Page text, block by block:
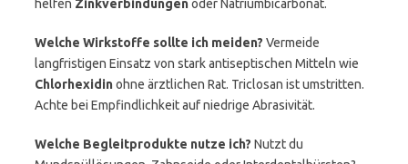
helfen Zinkverbindungenoder Natriumbicarbonat.
Welche Wirkstoffe sollte ich meiden? Vermeide
langfristigen Einsatz von stark antiseptischen Mitteln wie
Chlorhexidinohne ärztlichen Rat. Triclosan ist umstritten.
Achte bei Empfindlichkeit auf niedrige Abrasivität.
Welche Begleitprodukte nutze ich? Nutzt du